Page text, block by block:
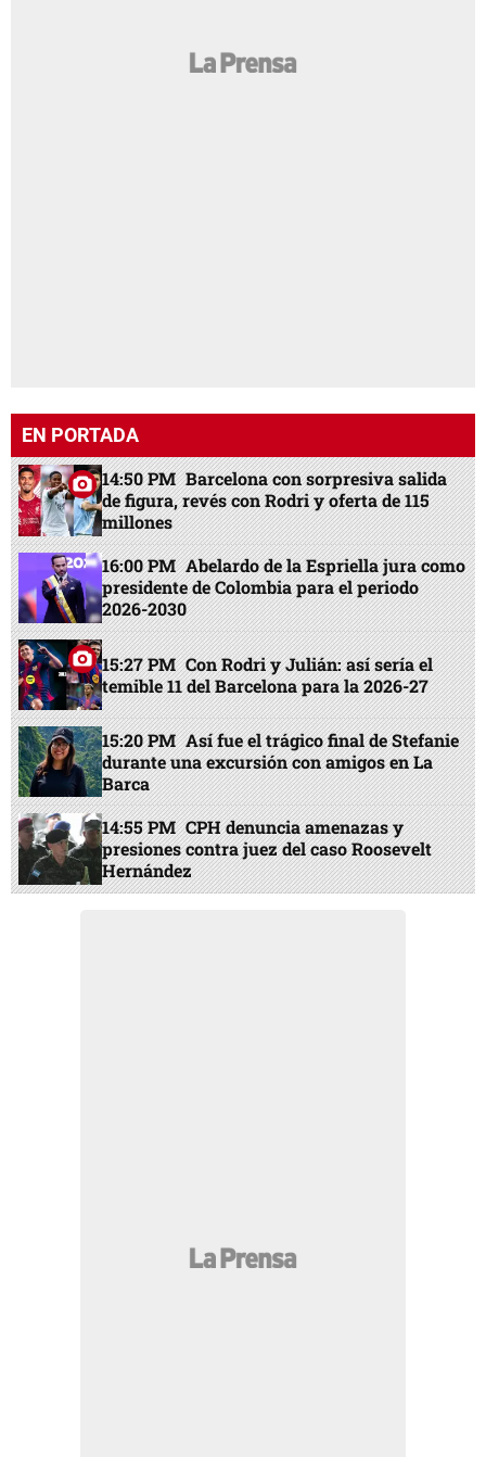
EN PORTADA
14:50 PM Barcelona con sorpresiva salida
de figura, revés con Rodri y oferta de 115
millones
16:00 PM Abelardo de la Espriella jura como
presidente de Colombia para el periodo
2026-2030
15:27 PM Con Rodri y Julián: así sería el
temible 11 del Barcelona para la 2026-27
15:20 PM Así fue el trágico final de Stefanie
durante una excursión con amigos en La
Barca
14:55 PM CPH denuncia amenazas y
presiones contra juez del caso Roosevelt
Hernández